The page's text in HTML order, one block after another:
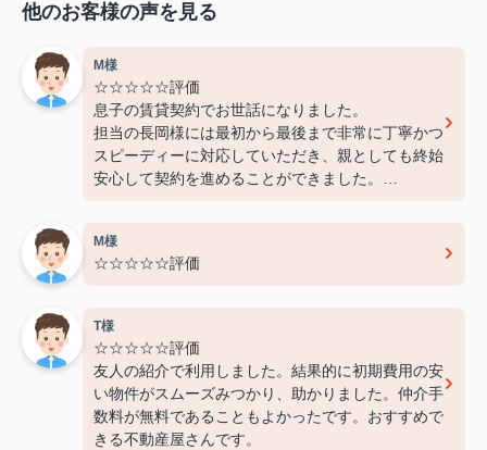
他のお客様の声を見る
M様
☆☆☆☆☆評価
息子の賃貸契約でお世話になりました。
担当の長岡様には最初から最後まで非常に丁寧かつ
スピーディーに対応していただき、親としても終始
安心して契約を進めることができました。
また機会があればぜひ利用させていただきたいと思
います。本当にありがとうございました！
M様
☆☆☆☆☆評価
T様
☆☆☆☆☆評価
友人の紹介で利用しました。結果的に初期費用の安
い物件がスムーズみつかり、助かりました。仲介手
数料が無料であることもよかったです。おすすめで
きる不動産屋さんです。